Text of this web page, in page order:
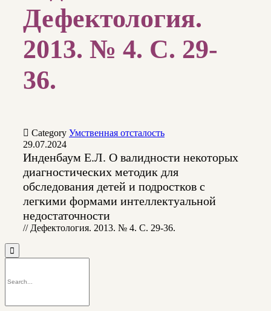
Дефектология.
2013. № 4. С. 29-
36.
 Category Умственная отсталость
29.07.2024
Инденбаум Е.Л. О валидности некоторых
диагностических методик для
обследования детей и подростков с
легкими формами интеллектуальной
недостаточности
// Дефектология. 2013. № 4. С. 29-36.
